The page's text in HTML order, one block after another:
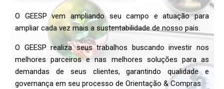
O GEESP vem ampliando seu campo e atuação para
ampliar cada vez mais a sustentabilidade de nosso pais.
O GEESP realiza seus trabalhos buscando investir nos
melhores parceiros e nas melhores soluções para as
demandas de seus clientes, garantindo qualidade e
governança em seu processo de Orientação & Compras.